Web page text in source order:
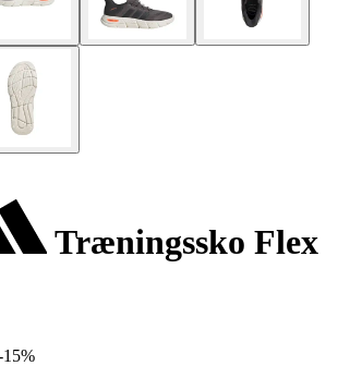
Træningssko Flex
15%